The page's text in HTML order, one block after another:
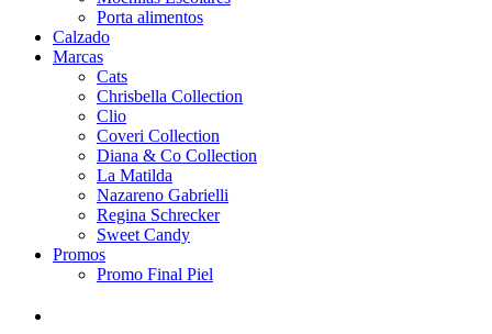
Porta alimentos
Calzado
Marcas
Cats
Chrisbella Collection
Clio
Coveri Collection
Diana & Co Collection
La Matilda
Nazareno Gabrielli
Regina Schrecker
Sweet Candy
Promos
Promo Final Piel